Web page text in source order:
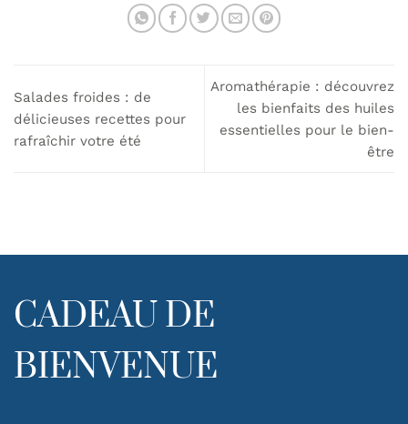
Salades froides : de
délicieuses recettes pour
rafraîchir votre été
Aromathérapie : découvrez
les bienfaits des huiles
essentielles pour le bien-
être
CADEAU DE
BIENVENUE